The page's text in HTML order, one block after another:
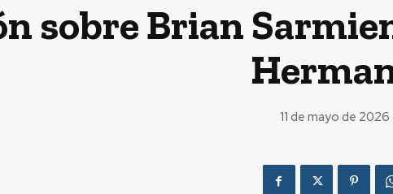
sobre Brian
11 de mayo de 2026